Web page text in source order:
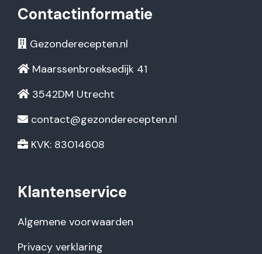
Contactinformatie
Gezonderecepten.nl
Maarssenbroeksedijk 41
3542DM Utrecht
contact@gezonderecepten.nl
KVK: 83014608
Klantenservice
Algemene voorwaarden
Privacy verklaring